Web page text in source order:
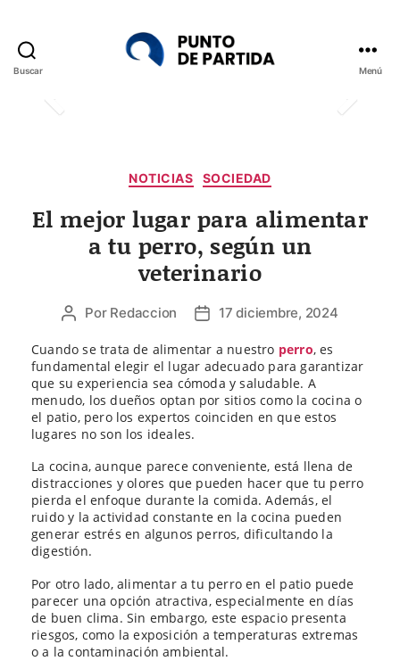
Buscar Menú
NOTICIAS SOCIEDAD
El mejor lugar para alimentar
a tu perro, según un
veterinario
Autor
la
entrada
Por Redaccion
Fecha
la
entrada
17 diciembre, 2024
Cuando se trata de alimentar a nuestro perro, es
fundamental elegir el lugar adecuado para garantizar
que su experiencia sea cómoda y saludable. A
menudo, los dueños optan por sitios como la cocina o
el patio, pero los expertos coinciden en que estos
lugares no son los ideales.
La cocina, aunque parece conveniente, está llena de
distracciones y olores que pueden hacer que tu perro
pierda el enfoque durante la comida. Además, el
ruido y la actividad constante en la cocina pueden
generar estrés en algunos perros, dificultando la
digestión.
Por otro lado, alimentar a tu perro en el patio puede
parecer una opción atractiva, especialmente en días
de buen clima. Sin embargo, este espacio presenta
riesgos, como la exposición a temperaturas extremas
o a la contaminación ambiental.